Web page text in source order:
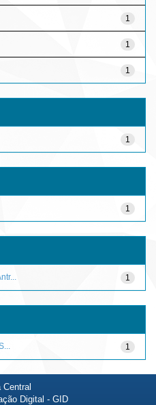
1
1
1
1
1
1
1
Central
Digital - GID